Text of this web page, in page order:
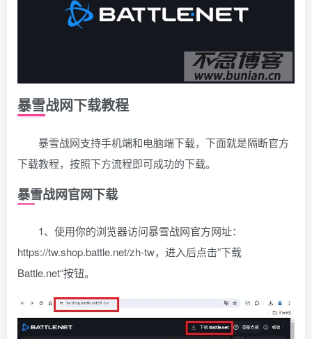
暴雪战网下载教程
暴雪战网支持手机端和电脑端下载，下面就是隔断官方
下载教程，按照下方流程即可成功的下载。
暴雪战网官网下载
1、使用你的浏览器访问暴雪战网官方网址：
https://tw.shop.battle.net/zh-tw，进入后点击”下载
Battle.net“按钮。